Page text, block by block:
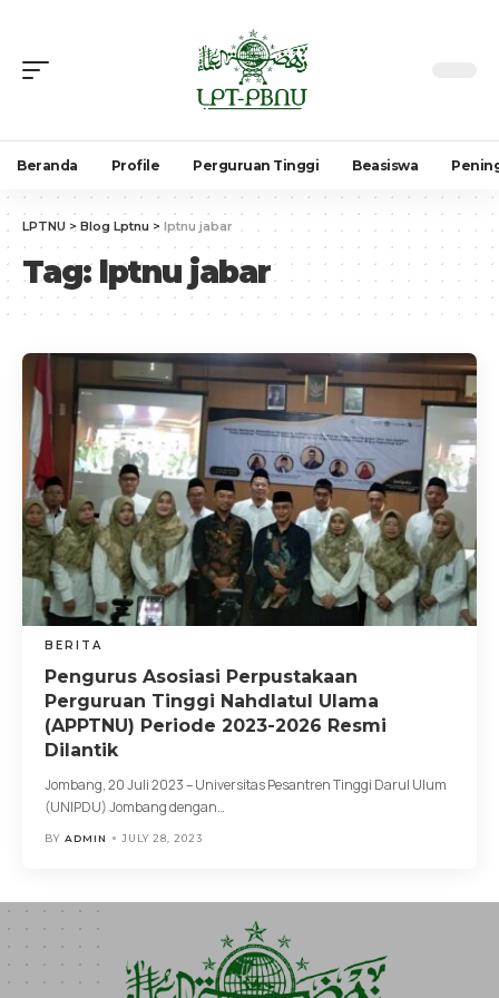
Beranda Profile Perguruan Tinggi Beasiswa
LPTNU > Blog Lptnu > lptnu jabar
Tag: lptnu jabar
BERITA
Pengurus Asosiasi Perpustakaan
Perguruan Tinggi Nahdlatul Ulama
(APPTNU) Periode 2023-2026 Resmi
Dilantik
Jombang, 20 Juli 2023 – Universitas Pesantren Tinggi Darul Ulum
(UNIPDU) Jombang dengan…
BY ADMIN JULY 28, 2023